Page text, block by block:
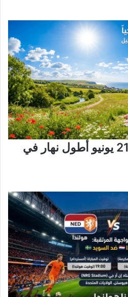
الصيف يبدأ فلكياً… 21 يونيو أطول نهار في